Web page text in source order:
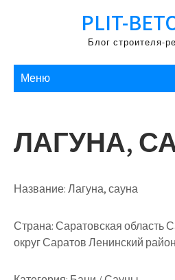
PLIT-
Блог строителя-
Меню
ЛАГУНА,
Название:Лагуна, сауна
Страна:Саратовская область
округ Саратов Ленинский